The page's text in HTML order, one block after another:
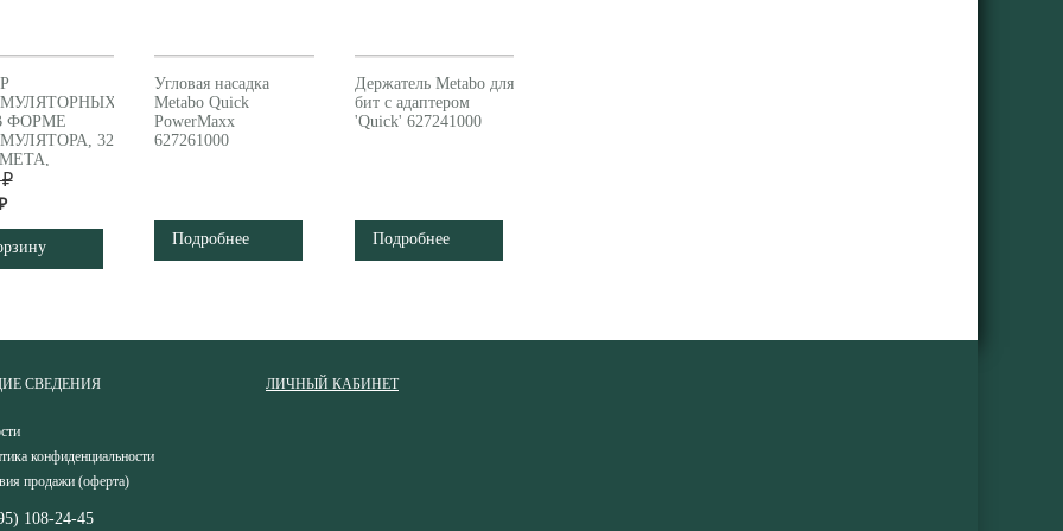
ФОРМЕ
32
Угловая насадка
Metabo Quick
PowerMaxx
627261000
Подробнее
Держатель Metabo для
бит с адаптером
'Quick' 627241000
Подробнее
СВЕДЕНИЯ
конфиденциальности
продажи (оферта)
108-24-45
ЛИЧНЫЙ КАБИНЕТ